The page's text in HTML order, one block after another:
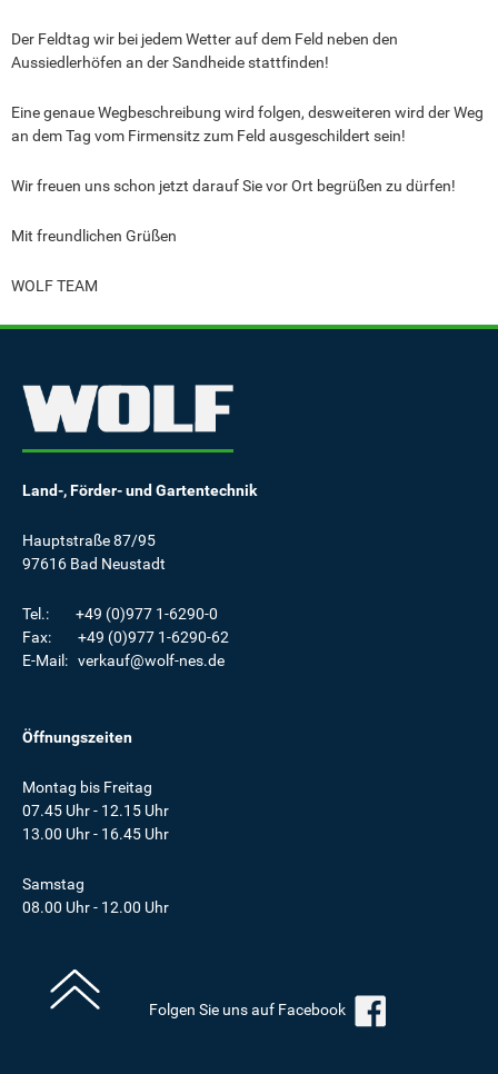
Der Feldtag wir bei jedem Wetter auf dem Feld neben den
Aussiedlerhöfen an der Sandheide stattfinden!
Eine genaue Wegbeschreibung wird folgen, desweiteren wird der Weg
an dem Tag vom Firmensitz zum Feld ausgeschildert sein!
Wir freuen uns schon jetzt darauf Sie vor Ort begrüßen zu dürfen!
Mit freundlichen Grüßen
WOLF TEAM
Land-, Förder- und Gartentechnik
Hauptstraße 87/95
97616 Bad Neustadt
Tel.: +49 (0)977 1-6290-0
Fax: +49 (0)977 1-6290-62
E-Mail: verkauf@wolf-nes.de
Öffnungszeiten
Montag bis Freitag
07.45 Uhr - 12.15 Uhr
13.00 Uhr - 16.45 Uhr
Samstag
08.00 Uhr - 12.00 Uhr
Folgen Sie uns auf Facebook